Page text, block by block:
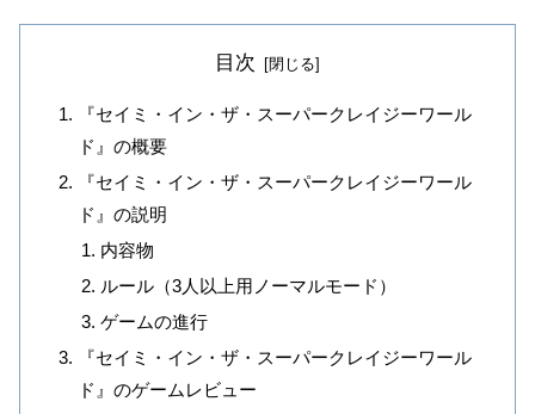
目次
『セイミ・イン・ザ・スーパークレイジーワール
ド』の概要
『セイミ・イン・ザ・スーパークレイジーワール
ド』の説明
内容物
ルール（3人以上用ノーマルモード）
ゲームの進行
『セイミ・イン・ザ・スーパークレイジーワール
ド』のゲームレビュー